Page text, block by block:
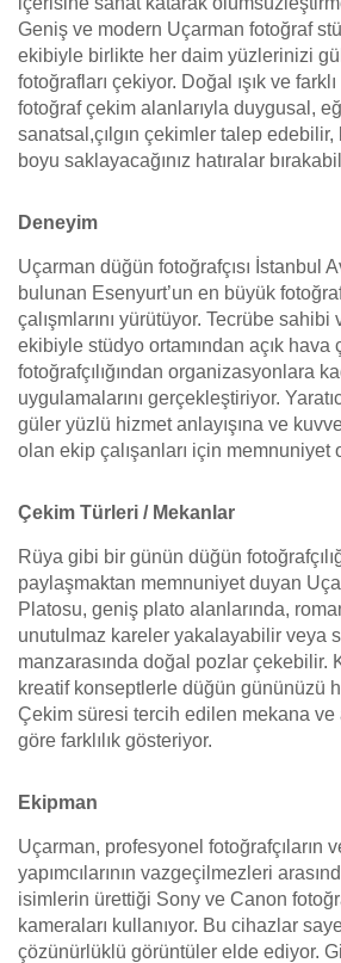
Geniş ve modern Uçarman fotoğraf
ekibiyle birlikte her daim yüzlerinizi
fotoğrafları çekiyor. Doğal ışık ve
fotoğraf çekim alanlarıyla duygusal,
sanatsal,çılgın çekimler talep
boyu saklayacağınız hatıralar
Deneyim
Uçarman düğün fotoğrafçısı İstanbul
bulunan Esenyurt’un en büyük
çalışmlarını yürütüyor. Tecrübe sahibi
ekibiyle stüdyo ortamından açık hava
fotoğrafçılığından organizasyonlara
uygulamalarını gerçekleştiriyor.
güler yüzlü hizmet anlayışına ve
olan ekip çalışanları için memnuniyet
Çekim Türleri / Mekanlar
Rüya gibi bir günün düğün
paylaşmaktan memnuniyet duyan
Platosu, geniş plato alanlarında,
unutulmaz kareler yakalayabilir veya
manzarasında doğal pozlar çekebilir.
kreatif konseptlerle düğün gününüzü
Çekim süresi tercih edilen mekana ve
göre farklılık gösteriyor.
Ekipman
Uçarman, profesyonel fotoğrafçıların
yapımcılarının vazgeçilmezleri
isimlerin ürettiği Sony ve Canon
kameraları kullanıyor. Bu cihazlar
çözünürlüklü görüntüler elde ediyor.